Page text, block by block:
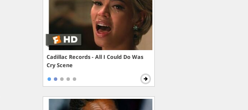
Cadillac Records - All I Could Do Was
Cry Scene